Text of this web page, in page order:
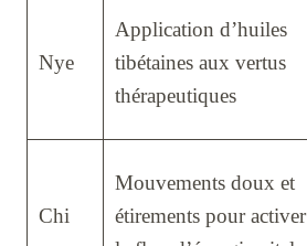
Nye
Application d’huiles
tibétaines aux vertus
thérapeutiques
Chi
Mouvements doux et
étirements pour activer